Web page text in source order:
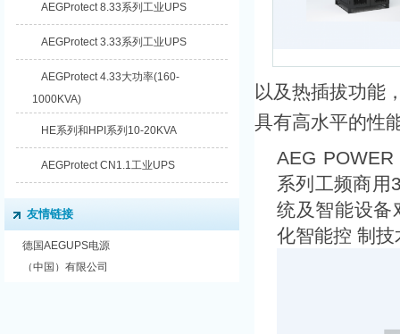
以及热插拔功能
具有高水平的性
AEG
系列工频商用
统及智能设备
化智能控 制
AEGProtect 8.33系列工业UPS
AEGProtect 3.33系列工业UPS
AEGProtect 4.33大功率(160-
1000KVA)
HE系列和HPI系列10-20KVA
AEGProtect CN1.1工业UPS
友情链接
德国AEGUPS电源
（中国）有限公司